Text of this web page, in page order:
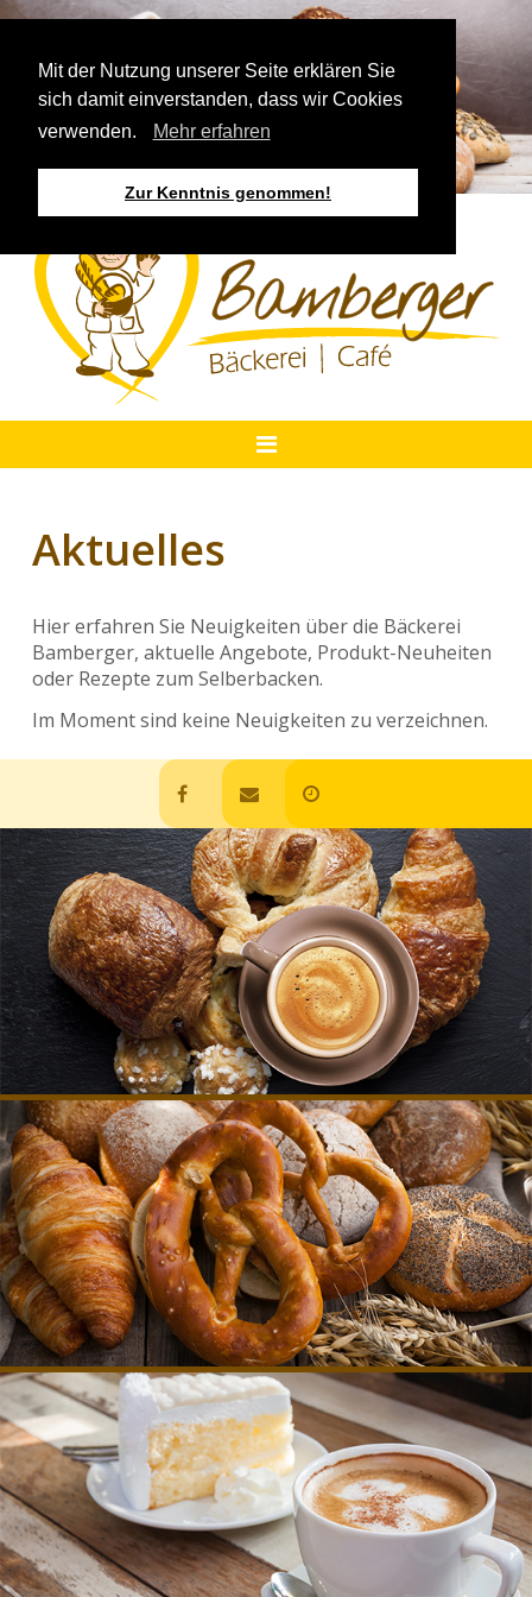
Mit der Nutzung unserer Seite erklären Sie
sich damit einverstanden, dass wir Cookies
verwenden.
Mehr erfahren
Zur Kenntnis genommen!
UNSERE BÄCKEREI
CAFÉ
PRODUKTE
Aktuelles
Hier erfahren Sie Neuigkeiten über die Bäckerei
Bamberger, aktuelle Angebote, Produkt-Neuheiten
oder Rezepte zum Selberbacken.
Im Moment sind keine Neuigkeiten zu verzeichnen.